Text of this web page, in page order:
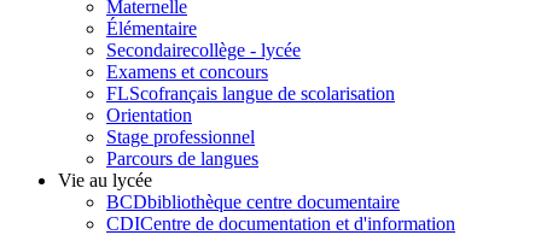
Maternelle
Élémentaire
Secondairecollège - lycée
Examens et concours
FLScofrançais langue de scolarisation
Orientation
Stage professionnel
Parcours de langues
Vie au lycée
BCDbibliothèque centre documentaire
CDICentre de documentation et d'information